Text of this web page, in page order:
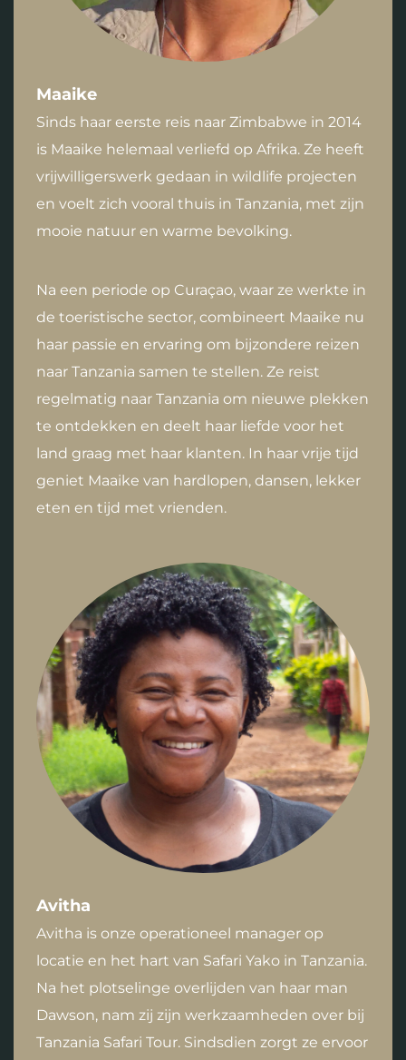
Maaike
Sinds haar eerste reis naar Zimbabwe in 2014
is Maaike helemaal verliefd op Afrika. Ze heeft
vrijwilligerswerk gedaan in wildlife projecten
en voelt zich vooral thuis in Tanzania, met zijn
mooie natuur en warme bevolking.
Na een periode op Curaçao, waar ze werkte in
de toeristische sector, combineert Maaike nu
haar passie en ervaring om bijzondere reizen
naar Tanzania samen te stellen. Ze reist
regelmatig naar Tanzania om nieuwe plekken
te ontdekken en deelt haar liefde voor het
land graag met haar klanten. In haar vrije tijd
geniet Maaike van hardlopen, dansen, lekker
eten en tijd met vrienden.
Avitha
Avitha is onze operationeel manager op
locatie en het hart van Safari Yako in Tanzania.
Na het plotselinge overlijden van haar man
Dawson, nam zij zijn werkzaamheden over bij
Tanzania Safari Tour. Sindsdien zorgt ze ervoor